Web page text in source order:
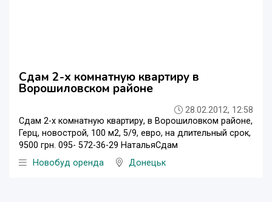
Сдам 2-х комнатную квартиру в
Ворошиловском районе
28.02.2012, 12:58
Сдам 2-х комнатную квартиру, в Ворошиловком районе,
Герц, новострой, 100 м2, 5/9, евро, на длительный срок,
9500 грн. 095- 572-36-29 НатальяСдам
Новобуд оренда
Донецьк